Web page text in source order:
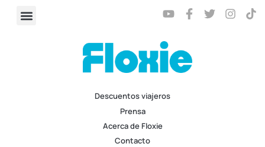
Descuentos viajeros
Prensa
Acerca de Floxie
Contacto